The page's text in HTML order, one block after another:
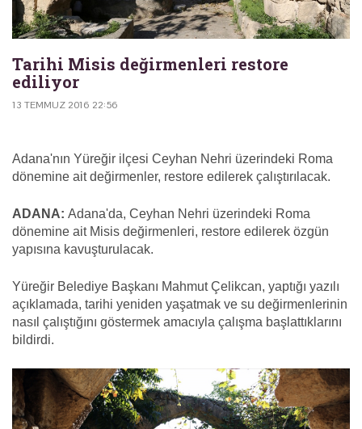
Tarihi Misis değirmenleri restore
ediliyor
13 TEMMUZ 2016 22:56
Adana'nın Yüreğir ilçesi Ceyhan Nehri üzerindeki Roma
dönemine ait değirmenler, restore edilerek çalıştırılacak.
ADANA: Adana'da, Ceyhan Nehri üzerindeki Roma
dönemine ait Misis değirmenleri, restore edilerek özgün
yapısına kavuşturulacak.
Yüreğir Belediye Başkanı Mahmut Çelikcan, yaptığı yazılı
açıklamada, tarihi yeniden yaşatmak ve su değirmenlerinin
nasıl çalıştığını göstermek amacıyla çalışma başlattıklarını
bildirdi.